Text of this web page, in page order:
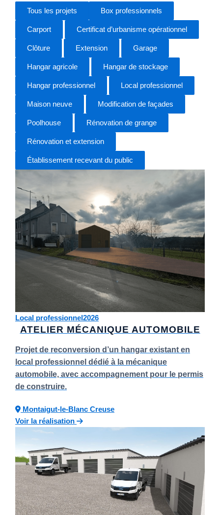
Tous les projets
Box professionnels
Carport Certificat d’urbanisme opérationnel
Clôture Extension Garage
Hangar agricole Hangar de stockage
Hangar professionnel Local professionnel
Maison neuve Modification de façades
Poolhouse Rénovation de grange
Rénovation et extension
Établissement recevant du public
Local professionnel 2026
ATELIER MÉCANIQUE AUTOMOBILE
Projet de reconversion d’un hangar existant en
local professionnel dédié à la mécanique
automobile, avec accompagnement pour le permis
de construire.
Montaigut-le-Blanc Creuse
Voir la réalisation